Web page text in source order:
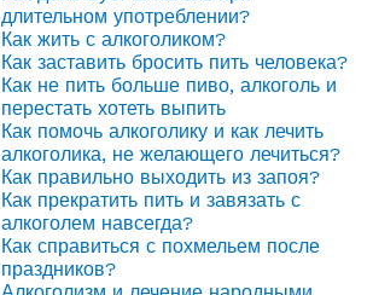
длительном употреблении?
Как жить с алкоголиком?
Как заставить бросить пить человека?
Как не пить больше пиво, алкоголь и
перестать хотеть выпить
Как помочь алкоголику и как лечить
алкоголика, не желающего лечиться?
Как правильно выходить из запоя?
Как прекратить пить и завязать с
алкоголем навсегда?
Как справиться с похмельем после
праздников?